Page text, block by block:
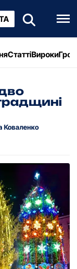
СтаттіВироки
Коваленко